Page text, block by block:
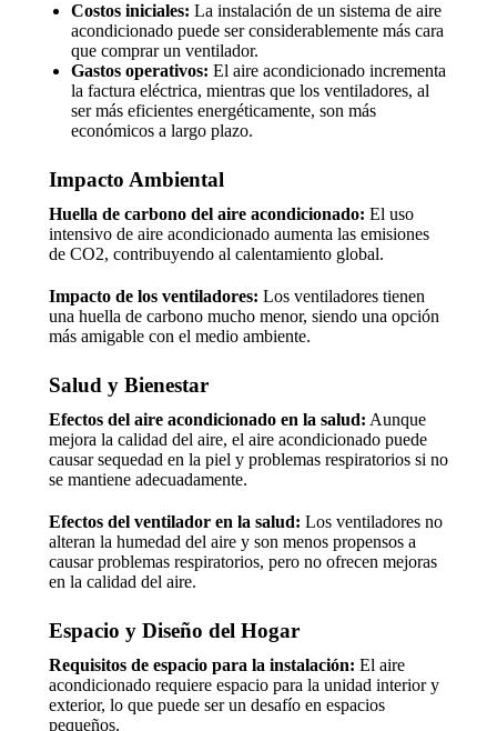
Costos iniciales: La instalación de un sistema de aire
acondicionado puede ser considerablemente más cara
que comprar un ventilador.
Gastos operativos: El aire acondicionado incrementa
la factura eléctrica, mientras que los ventiladores, al
ser más eficientes energéticamente, son más
económicos a largo plazo.
Impacto Ambiental
Huella de carbono del aire acondicionado: El uso
intensivo de aire acondicionado aumenta las emisiones
de CO2, contribuyendo al calentamiento global.
Impacto de los ventiladores: Los ventiladores tienen
una huella de carbono mucho menor, siendo una opción
más amigable con el medio ambiente.
Salud y Bienestar
Efectos del aire acondicionado en la salud: Aunque
mejora la calidad del aire, el aire acondicionado puede
causar sequedad en la piel y problemas respiratorios si no
se mantiene adecuadamente.
Efectos del ventilador en la salud: Los ventiladores no
alteran la humedad del aire y son menos propensos a
causar problemas respiratorios, pero no ofrecen mejoras
en la calidad del aire.
Espacio y Diseño del Hogar
Requisitos de espacio para la instalación: El aire
acondicionado requiere espacio para la unidad interior y
exterior, lo que puede ser un desafío en espacios
pequeños.